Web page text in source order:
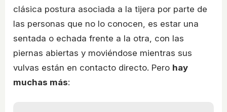
clásica postura asociada a la tijera por parte de
las personas que no lo conocen, es estar una
sentada o echada frente a la otra, con las
piernas abiertas y moviéndose mientras sus
vulvas están en contacto directo. Pero hay
muchas más: